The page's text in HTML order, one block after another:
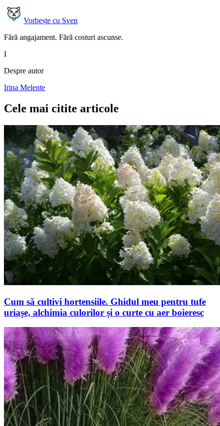
Vorbește cu Sven
Fără angajament. Fără costuri ascunse.
I
Despre autor
Irina Melente
Cele mai citite articole
Cum să cultivi hortensiile. Ghidul meu pentru tufe
uriașe, alchimia culorilor și o curte cu aer boieresc